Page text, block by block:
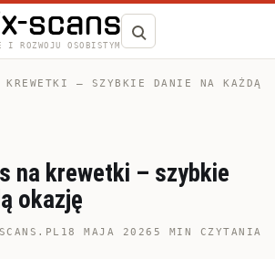
I ROZWOJU OSOBISTYM Szukaj
KREWETKI – SZYBKIE DANIE NA KAŻDĄ
na krewetki – szybkie
okazję
18 MAJA 2026 5 MIN CZYTANIA